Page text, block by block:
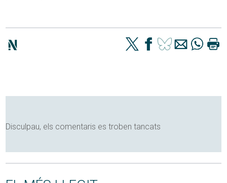
Disculpau, els comentaris es troben tancats